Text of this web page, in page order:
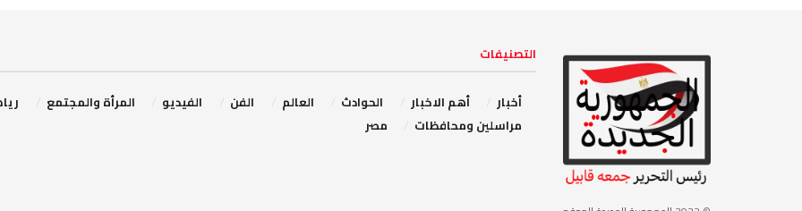
التصنيفات
أخبار أهم الاخبار ‏الحوادث ‏العالم الفن ‏الفيديو ‏المرأة والمجتمع
مراسلين ومحافظات
مصر